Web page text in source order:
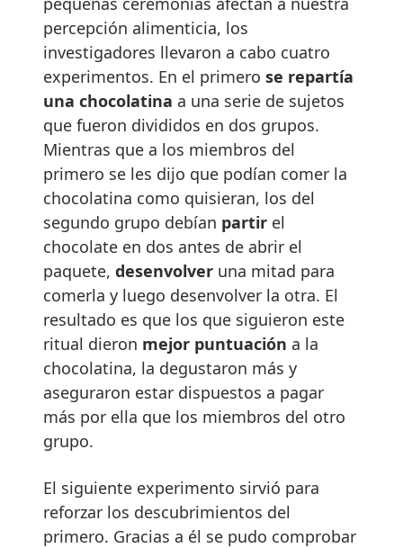
percepción alimenticia, los
investigadores llevaron a cabo cuatro
experimentos. En el primero se repartía
una chocolatina a una serie de sujetos
que fueron divididos en dos grupos.
Mientras que a los miembros del
primero se les dijo que podían comer la
chocolatina como quisieran, los del
segundo grupo debían partir el
chocolate en dos antes de abrir el
paquete, desenvolver una mitad para
comerla y luego desenvolver la otra. El
resultado es que los que siguieron este
ritual dieron mejor puntuación a la
chocolatina, la degustaron más y
aseguraron estar dispuestos a pagar
más por ella que los miembros del otro
grupo.
El siguiente experimento sirvió para
reforzar los descubrimientos del
primero. Gracias a él se pudo comprobar